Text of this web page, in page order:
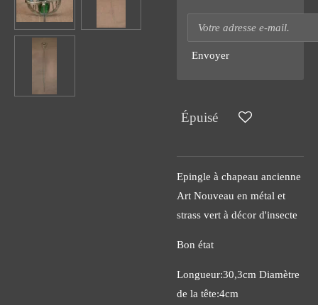
Envoyer
Épuisé
Epingle à chapeau ancienne
Art Nouveau en métal et
strass vert à décor d'insecte
Bon état
Longueur:30,3cm Diamètre
de la tête:4cm